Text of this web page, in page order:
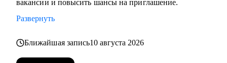
вакансии и повысить шансы на приглашение.
Развернуть
Ближайшая запись10 августа 2026